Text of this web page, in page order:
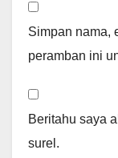
Simpan nama,
peramban ini
Beritahu saya
surel.